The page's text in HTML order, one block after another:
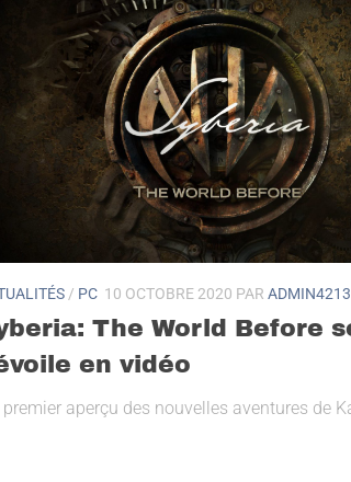
/ PC 10 OCTOBRE 2020 PAR ADMIN4213
The World Before
en vidéo
premier aperçu des nouvelles aventures de